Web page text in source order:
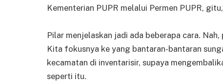
Kementerian PUPR melalui Permen PUPR,
Pilar menjelaskan jadi ada beberapa cara.
Kita fokusnya ke yang bantaran-bantaran
kecamatan di inventarisir, supaya
seperti itu.